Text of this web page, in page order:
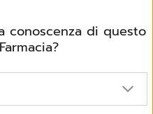
conoscenza di questo